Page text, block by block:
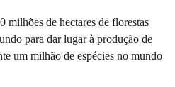
milhões de hectares de florestas
para dar lugar à produção de
um milhão de espécies no mundo